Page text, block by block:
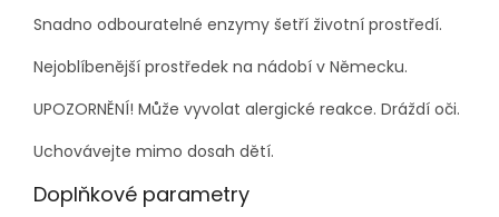
Snadno odbouratelné enzymy šetří životní prostředí.
Nejoblíbenější prostředek na nádobí v Německu.
UPOZORNĚNÍ! Může vyvolat alergické reakce. Dráždí oči.
Uchovávejte mimo dosah dětí.
Doplňkové parametry